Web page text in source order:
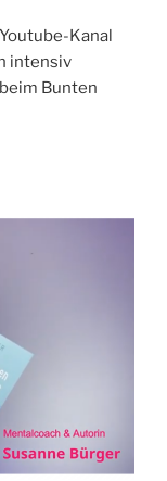
Kanal
intensiv
Bunten